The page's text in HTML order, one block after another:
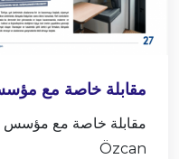
Ercan Özcan
Özcan